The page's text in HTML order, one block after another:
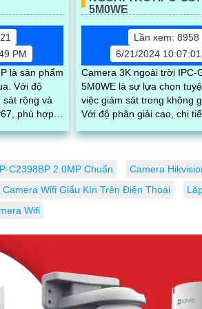
PM
là sản phẩm
sát rộng và
phù hợp
5M0WE
Lần xem: 8958
6/21/2024 10:07:01
Camera 3K ngoài trời IPC-
5M0WE là sự lựa chọn
việc giám sát trong không
Với độ phân giải cao, chi
C2398BP 2.0MP Chuẩn Camera
Wifi Giấu Kín Trên Điện Thoại
Wifi